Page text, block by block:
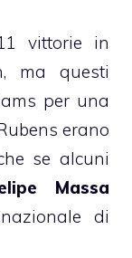
vittorie in
ma questi
per una
erano
se alcuni
Massa
di